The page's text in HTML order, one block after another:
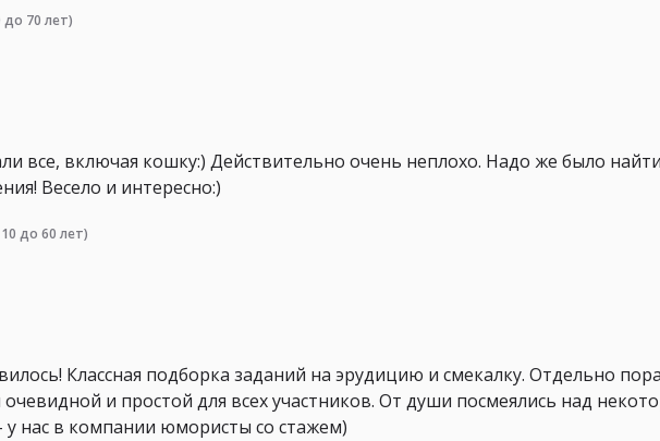
до 70 лет)
все, включая кошку:) Действительно очень неплохо. Надо же было
Весело и интересно:)
до 60 лет)
Классная подборка заданий на эрудицию и смекалку. Отдельно
и простой для всех участников. От души посмеялись над
нас в компании юмористы со стажем)